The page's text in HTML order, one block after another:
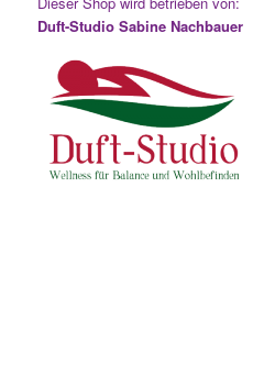
Duft-Studio Sabine Nachbauer